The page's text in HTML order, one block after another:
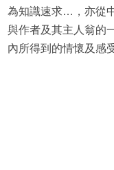
為知識速求…，亦從
與作者及其主人翁的
內所得到的情懷及感